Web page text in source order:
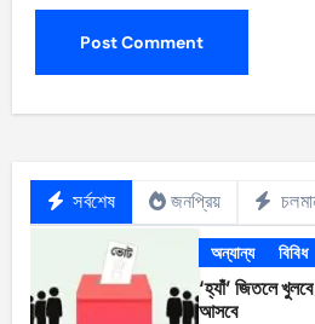
সর্বশেষ জনপ্রিয়
অন্যান্য বিবিধ
‘হ্যাঁ’ জিতলে
আসবে